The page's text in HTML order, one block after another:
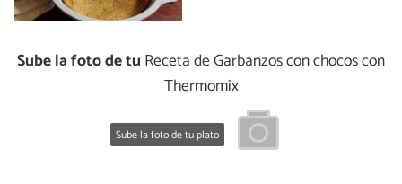
Sube la foto de tu Receta de Garbanzos con chocos con
Thermomix
Sube la foto de tu plato